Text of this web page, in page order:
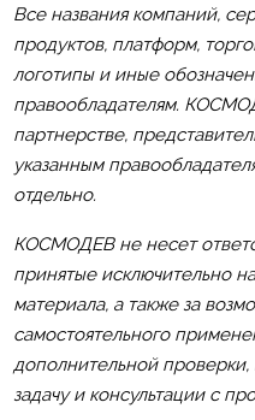
Все названия компаний,
продуктов, платформ,
логотипы и иные
правообладателям.
партнерстве,
указанным
отдельно.
КОСМОДЕВ не несет
принятые исключительно
материала, а также за
самостоятельного
дополнительной
задачу и консультации с